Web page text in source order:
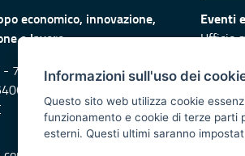
economico, innovazione,
e lavoro
- 70121 Bari
+39 080 5403705
Eventi
Ufficio
Logo e
Informazioni sull'uso dei
Questo sito web utilizza cookie
funzionamento e cookie di terze parti
esterni. Questi ultimi saranno